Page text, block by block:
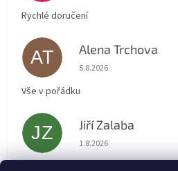
Rychlé doručení
AT Alena Trchova
Hodnocení obchodu je 5
5.8.2026
Vše v pořádku
JZ Jiří Zalaba
Hodnocení obchodu je 5
1.8.2026